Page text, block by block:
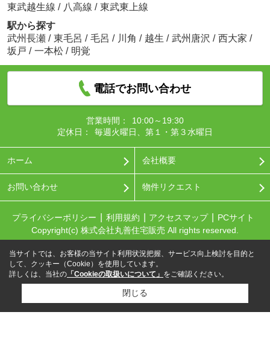
東武越生線 / 八高線 / 東武東上線
駅から探す
武州長瀬 / 東毛呂 / 毛呂 / 川角 / 越生 / 武州唐沢 / 西大家 /
坂戸 / 一本松 / 明覚
電話でお問い合わせ
営業時間：
10:00～19:30
定休日：
毎週火曜日、第１・第３水曜日
ホーム 会社概要
お問い合わせ 物件リクエスト
プライバシーポリシー 利用規約 アクセスマップ
PCサイト
Copyright(c) 株式会社丸善住宅販売 All rights reserved.
当サイトでは、お客様の当サイト利用状況把握、サービス向上検討を目的と
して、クッキー（Cookie）を使用しています。
詳しくは、当社の 「Cookieの取扱いについて」 をご確認ください。
閉じる